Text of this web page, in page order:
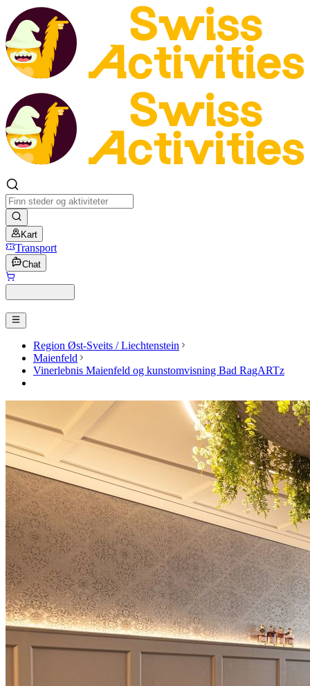
Kart
Transport
Chat
Region Øst-Sveits / Liechtenstein
Maienfeld
Vinerlebnis Maienfeld og kunstomvisning Bad RagARTz